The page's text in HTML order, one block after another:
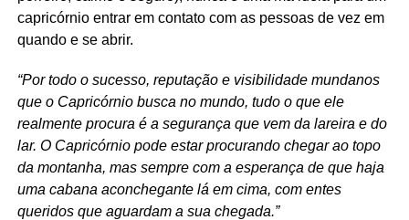
capricórnio entrar em contato com as pessoas de vez em
quando e se abrir.
“Por todo o sucesso, reputação e visibilidade mundanos
que o Capricórnio busca no mundo, tudo o que ele
realmente procura é a segurança que vem da lareira e do
lar. O Capricórnio pode estar procurando chegar ao topo
da montanha, mas sempre com a esperança de que haja
uma cabana aconchegante lá em cima, com entes
queridos que aguardam a sua chegada.”